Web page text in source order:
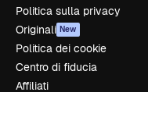
Politica sulla privacy
Originali New
Politica dei cookie
Centro di fiducia
Affiliati